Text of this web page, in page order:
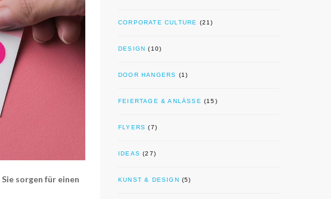
Sie sorgen für einen
CORPORATE CULTURE (21)
DESIGN (10)
DOOR HANGERS (1)
FEIERTAGE & ANLÄSSE (15)
FLYERS (7)
IDEAS (27)
KUNST & DESIGN (5)